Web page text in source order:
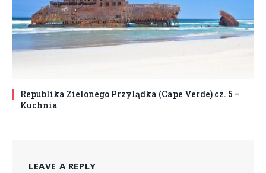
Republika Zielonego Przylądka (Cape Verde) cz. 5 –
Kuchnia
LEAVE A REPLY